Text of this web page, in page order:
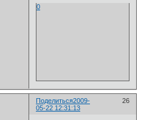
0
Поделиться 26
2009-
05-22 12:31:13